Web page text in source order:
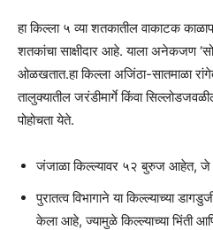
हा किल्ला ५ व्या शतकातील वाकाटक
शतकांचा साक्षीदार आहे. याला अनेकजण
ओळखतात.हा किल्ला अजिंठा-सातमाळा
तालुक्यातील जरंडीमार्गे किंवा
पोहोचता येते.
जंजाळा किल्ल्यावर ५२ बुरुज आहेत, जे
पुरातत्व विभागाने या किल्ल्याच्या
केला आहे, ज्यामुळे किल्ल्याच्या भिंती